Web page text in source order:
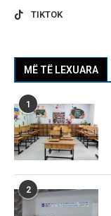
TIKTOK
MË TË LEXUARA
1
2